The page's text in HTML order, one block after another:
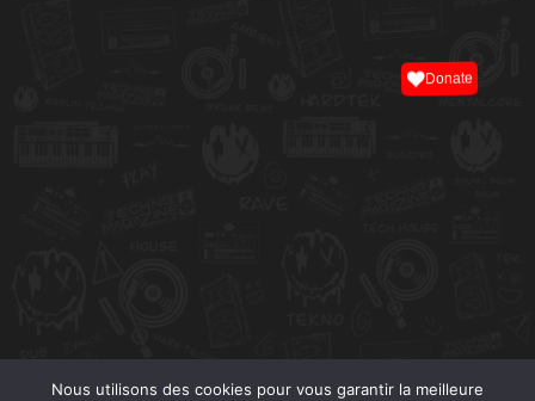
Nous utilisons des cookies pour vous garantir la meilleure
Donate